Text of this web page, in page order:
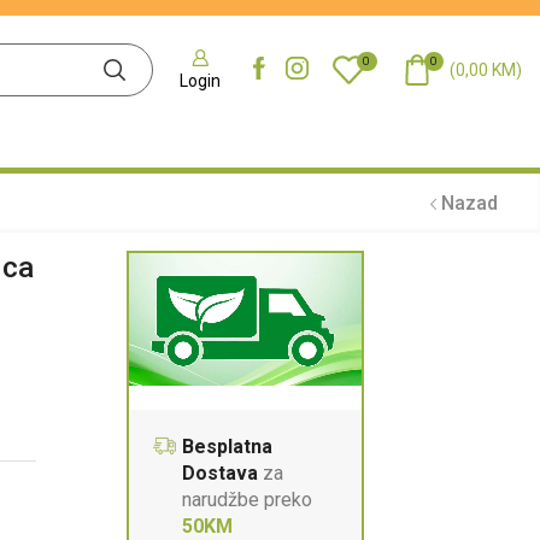
Login
0 0 (0,00 KM)
Nazad
Besplatna
Dostavaza
narudžbe preko
50KM